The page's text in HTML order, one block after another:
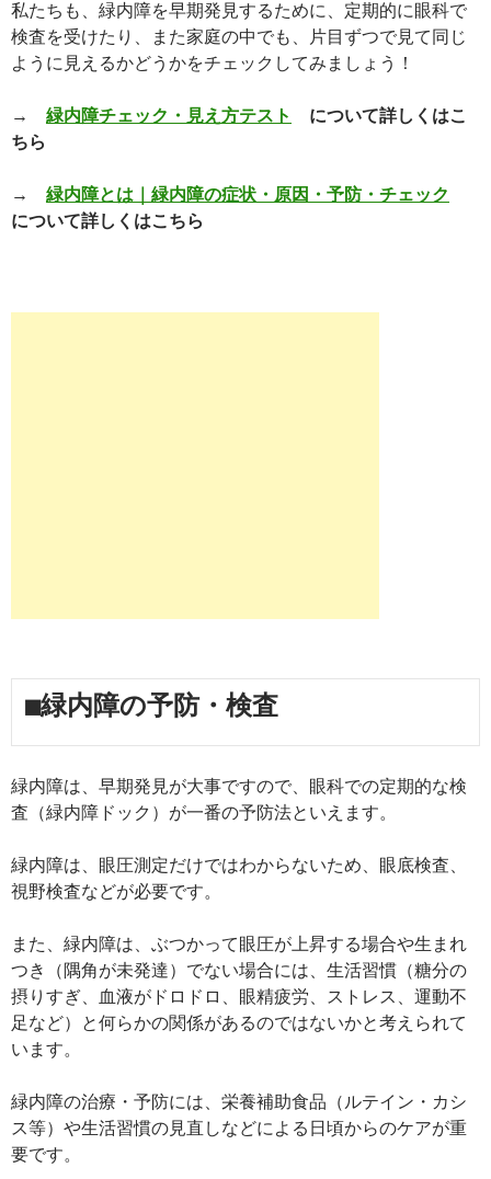
私たちも、緑内障を早期発見するために、定期的に眼科で
検査を受けたり、また家庭の中でも、片目ずつで見て同じ
ように見えるかどうかをチェックしてみましょう！
→ 緑内障チェック・見え方テスト
について詳しくはこ
ちら
→ 緑内障とは｜緑内障の症状・原因・予防・チェック
について詳しくはこちら
■緑内障の予防・検査
緑内障は、早期発見が大事ですので、眼科での定期的な検
査（緑内障ドック）が一番の予防法といえます。
緑内障は、眼圧測定だけではわからないため、眼底検査、
視野検査などが必要です。
また、緑内障は、ぶつかって眼圧が上昇する場合や生まれ
つき（隅角が未発達）でない場合には、生活習慣（糖分の
摂りすぎ、血液がドロドロ、眼精疲労、ストレス、運動不
足など）と何らかの関係があるのではないかと考えられて
います。
緑内障の治療・予防には、栄養補助食品（ルテイン・カシ
ス等）や生活習慣の見直しなどによる日頃からのケアが重
要です。